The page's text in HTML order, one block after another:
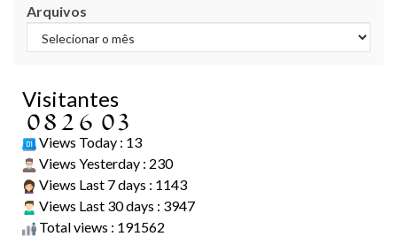
Arquivos
Visitantes
Views Today : 13
Views Yesterday : 230
Views Last 7 days : 1143
Views Last 30 days : 3947
Total views : 191562